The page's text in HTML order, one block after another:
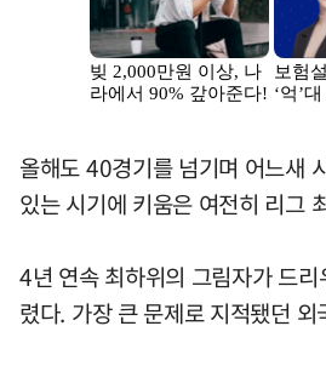
올해도 40경기를 넘기며 어느새
있는 시기에 키움은 여전히 리그
4년 연속 최하위의 그림자가 드
렸다. 가장 큰 문제로 지적됐던